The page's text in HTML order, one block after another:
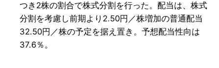
つき2株の割合で株式分割を行った。配当は、株式
分割を考慮し前期より2.50円／株増加の普通配当
32.50円／株の予定を据え置き。予想配当性向は
37.6％。